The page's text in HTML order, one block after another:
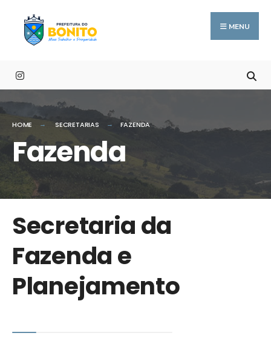
MENU
HOME SECRETARIAS FAZENDA
Fazenda
Secretaria da
Fazenda e
Planejamento